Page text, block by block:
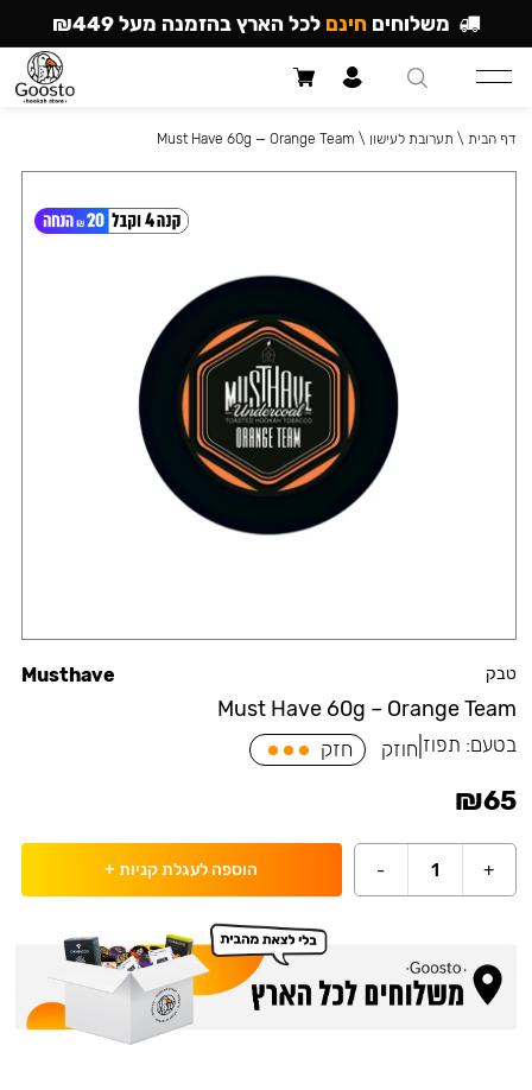
טבק
Must Have 60g – Orange Team
Musthave
בטעם: תפוז חוזק חזק
₪65
+
1
- הוספה לעגלת קניות +
דף הבית \ תערובת לעישון \
Must Have 60g — Orange Team
משלוחים חינם לכל הארץ בהזמנה מעל ₪449